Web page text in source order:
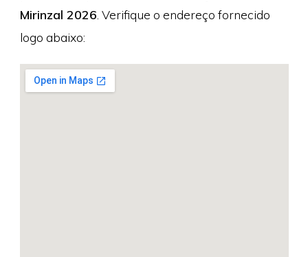
Mirinzal 2026 . Verifique o endereço fornecido
logo abaixo: